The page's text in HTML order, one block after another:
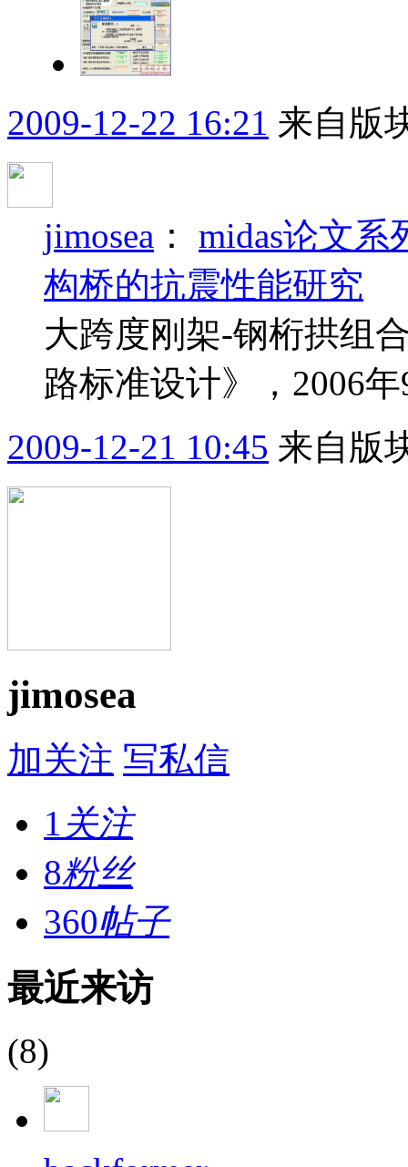
2009-12-22 16:21 来自版
jimosea ： midas论文
构桥的抗震性能研究
大跨度刚架-钢桁拱组
路标准设计》，2006
2009-12-21 10:45 来自版
jimosea
加关注 写私信
1 关注
8粉丝
360帖子
最近来访
(8)